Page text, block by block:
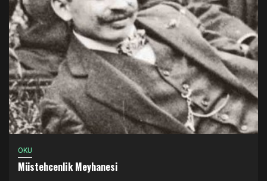
OKU
Müstehcenlik Meyhanesi